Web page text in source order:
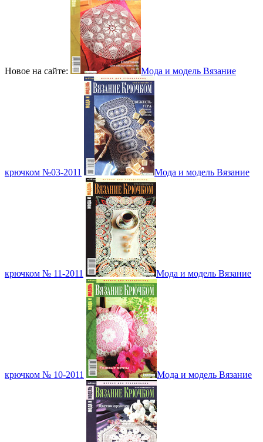
Новое на сайте: Мода и модель Вязание
крючком №03-2011 Мода и модель Вязание
крючком № 11-2011 Мода и модель Вязание
крючком № 10-2011 Мода и модель Вязание